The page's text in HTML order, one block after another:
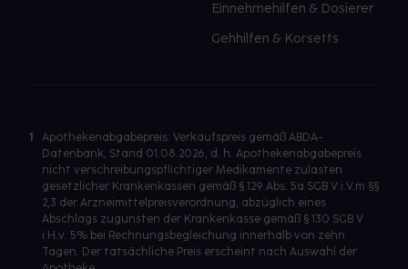
Einnehmehilfen & Dosierer
Gehhilfen & Korsetts
1
Apothekenabgabepreis: Verkaufspreis gemäß ABDA-
Datenbank, Stand 01.08.2026, d. h. Apothekenabgabepreis
nicht verschreibungspflichtiger Medikamente zulasten
gesetzlicher Krankenkassen gemäß § 129 Abs. 5a SGB V i.V.m §§
2,3 der Arzneimittelpreisverordnung, abzüglich eines
Abschlags zugunsten der Krankenkasse gemäß § 130 SGB V
i.H.v. 5% bei Rechnungsbegleichung innerhalb von zehn
Tagen. Der tatsächliche Preis erscheint nach Auswahl der